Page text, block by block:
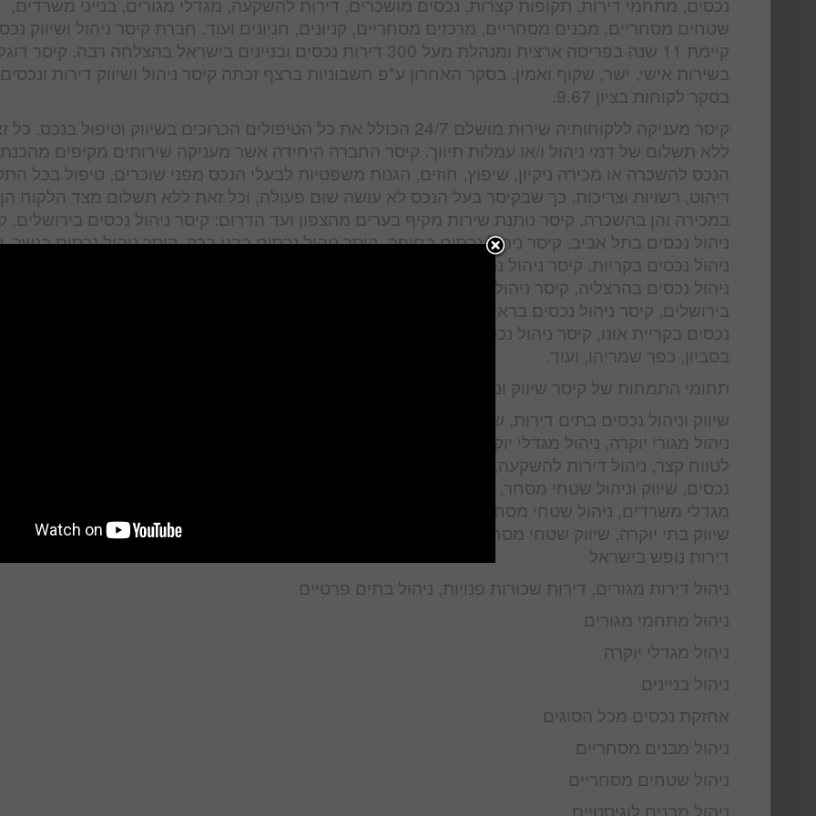
שטחים מסחריים, מבנים מסחריים, מרכזים מסחריים, קניונים, חניונים ועוד. חברת קיסר ניהול ושיווק
קיימת 11 שנה בפריסה ארצית ומנהלת מעל 300 דירות נכסים ובניינים בישראל בהצלחה רבה. קיסר
בשירות אישי, ישר, שקוף ואמין. בסקר האחרון ע"פ חשבוניות ברצף זכתה קיסר ניהול ושיווק דירות ונכסים
בסקר לקוחות בציון 9.67.
קיסר מעניקה ללקוחותיה שירות מושלם 24/7 הכולל את כל הטיפולים הכרוכים בשיווק וטיפול בנכס,
ללא תשלום של דמי ניהול ו/או עמלות תיווך. קיסר החברה היחידה אשר מעניקה שירותים מקיפים מהכנת
הנכס להשכרה או מכירה ניקיון, שיפוץ, חוזים, הגנות משפטיות לבעלי הנכס מפני שוכרים, טיפול בכל
ריהוט, רשויות וצריכות, כך שבקיסר בעל הנכס לא עושה שום פעולה, וכל זאת ללא תשלום מצד הלקוח הן
במכירה והן בהשכרה. קיסר נותנת שירות מקיף בערים מהצפון ועד הדרום: קיסר ניהול נכסים בירושלים,
ניהול נכסים בתל אביב, קיסר ניהול נכסים בחיפה, קיסר ניהול נכסים בבני ברק, קיסר ניהול נכסים בנשר,
ניהול נכסים בקריות, קיסר ניהול נכסים בחדרה, קיסר ניהול נכסים בקיסריה, קיסר ניהול נכסים בנתניה,
ניהול נכסים בהרצליה, קיסר ניהול נכסים ברמת גן, קיסר ניהול נכסים בפתח תקווה, קיסר ניהול נכסים
בירושלים, קיסר ניהול נכסים בראשון לציון, קיסר ניהול נכסים ברחובות, קיסר ניהול נכסים בבת ים, קיסר
נכסים בקריית אונו, קיסר ניהול נכסים ברעננה, קיסר ניהול נכסים בפתח תקווה, רמת השרון, בבאר שבע,
בסביון, כפר שמריהו, ועוד.
תחומי התמחות של קיסר שיווק וניהול נכסים: ניהול כל סוגי הנכסים והפרויקטים לבניה במקום אחד:
שיווק וניהול נכסים בתים דירות, שיווק פרויקטים למגורים חדשים, שיווק בתי דירות יוקרה, ניהול בנייני
ניהול מגורי יוקרה, ניהול מגדלי יוקרה, ניהול שטחי מסחר, ניהול מבנים, ניהול משרדים, ניהול דירות שכורות
לטווח קצר, ניהול דירות להשקעה, ניהול בתי יוקרה, ניהול קניונים, ניהול בתי מלון, ניהול פרויקטים בבניה,
נכסים, שיווק וניהול שטחי מסחר, שיווק וניהול מרכזים מסחריים, שיווק וניהול בנייני משרדים, ניהול מגורים,
מגדלי משרדים, ניהול שטחי מסחר, ניהול מבני מסחר, ניהול משרדים, ניהול מרכזים מסחריים, שיווק
שיווק בתי יוקרה, שיווק שטחי מסחר, שיווק מגדלי יוקרה, ניהול פרויקטים בבניה, ניהול מרכזים מסחריים,
דירות נופש בישראל
ניהול דירות מגורים, דירות שכורות פנויות, ניהול בתים פרטיים
ניהול מתחמי מגורים
ניהול מגדלי יוקרה
ניהול בניינים
אחזקת נכסים מכל הסוגים
ניהול מבנים מסחריים
ניהול שטחים מסחריים
ניהול מבנים לוגיסטיים